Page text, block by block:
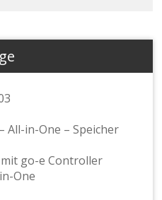
All-in-One – Speicher
go-e Controller
One